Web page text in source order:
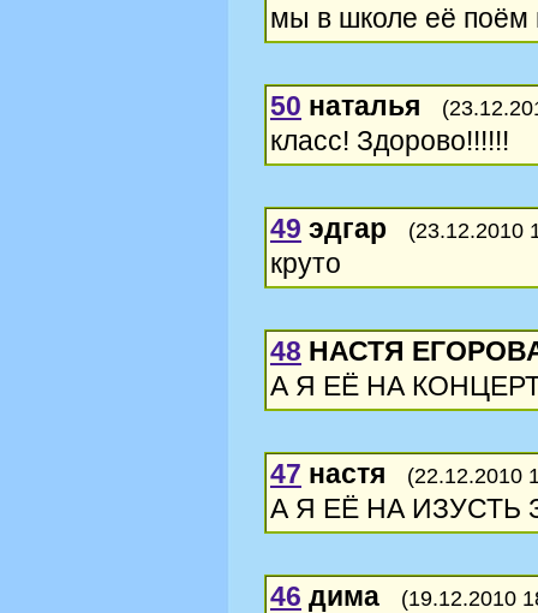
мы в школе её поём
50 наталья
класс! Здорово!!!!!!
49 эдгар (23.12.2010
круто
48 НАСТЯ
А Я ЕЁ НА
47 настя (22.12.2010
А Я ЕЁ НА ИЗУСТЬ
46 дима (19.12.2010